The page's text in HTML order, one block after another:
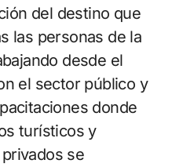
del destino que
las personas de la
desde el
el sector público y
donde
turísticos y
se